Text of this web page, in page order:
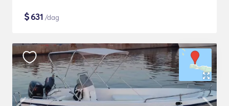
$631 /dag